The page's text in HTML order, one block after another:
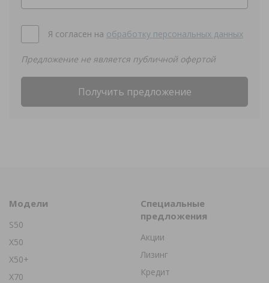
Я согласен на обработку персональных данных
Предложение не является публичной офертой
Получить предложение
Модели
S50
X50
X50+
X70
Специальные
предложения
Акции
Лизинг
Кредит